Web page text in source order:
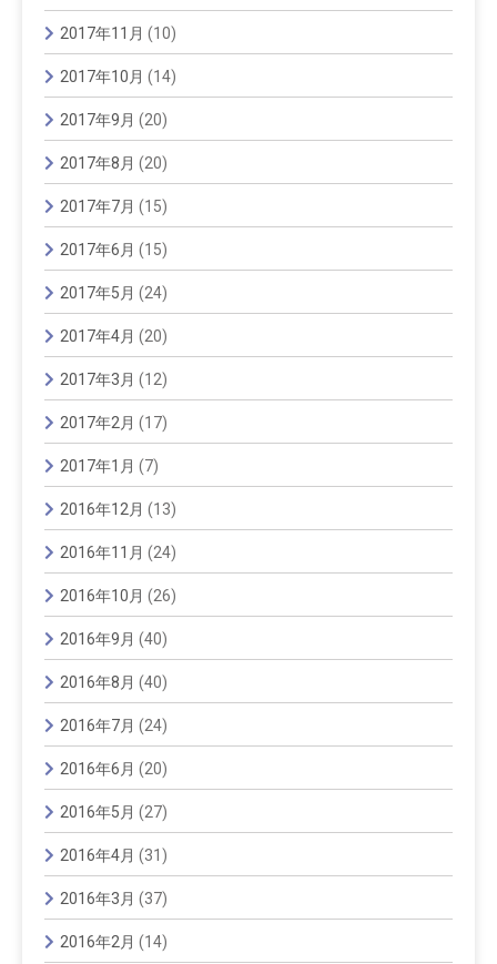
2017年11月 (10)
2017年10月 (14)
2017年9月 (20)
2017年8月 (20)
2017年7月 (15)
2017年6月 (15)
2017年5月 (24)
2017年4月 (20)
2017年3月 (12)
2017年2月 (17)
2017年1月 (7)
2016年12月 (13)
2016年11月 (24)
2016年10月 (26)
2016年9月 (40)
2016年8月 (40)
2016年7月 (24)
2016年6月 (20)
2016年5月 (27)
2016年4月 (31)
2016年3月 (37)
2016年2月 (14)